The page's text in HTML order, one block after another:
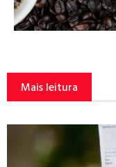
Mais leitura